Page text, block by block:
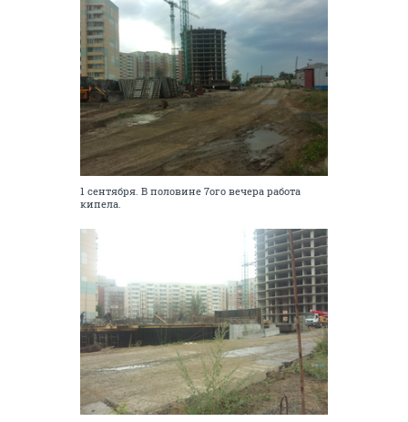
1 сентября. В половине 7ого вечера работа
кипела.